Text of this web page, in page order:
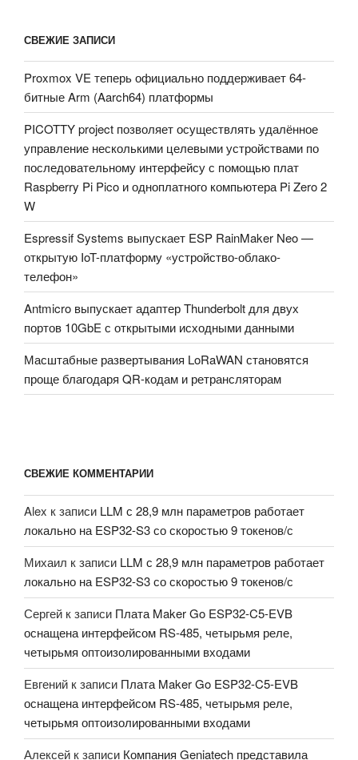
СВЕЖИЕ ЗАПИСИ
Proxmox VE теперь официально поддерживает 64-
битные Arm (Aarch64) платформы
PICOTTY project позволяет осуществлять удалённое
управление несколькими целевыми устройствами по
последовательному интерфейсу с помощью плат
Raspberry Pi Pico и одноплатного компьютера Pi Zero 2
W
Espressif Systems выпускает ESP RainMaker Neo —
открытую IoT-платформу «устройство-облако-
телефон»
Antmicro выпускает адаптер Thunderbolt для двух
портов 10GbE с открытыми исходными данными
Масштабные развертывания LoRaWAN становятся
проще благодаря QR-кодам и ретрансляторам
СВЕЖИЕ КОММЕНТАРИИ
Alex к записи LLM с 28,9 млн параметров работает
локально на ESP32-S3 со скоростью 9 токенов/с
Михаил к записи LLM с 28,9 млн параметров работает
локально на ESP32-S3 со скоростью 9 токенов/с
Сергей к записи Плата Maker Go ESP32-C5-EVB
оснащена интерфейсом RS-485, четырьмя реле,
четырьмя оптоизолированными входами
Евгений к записи Плата Maker Go ESP32-C5-EVB
оснащена интерфейсом RS-485, четырьмя реле,
четырьмя оптоизолированными входами
Алексей к записи Компания Geniatech представила